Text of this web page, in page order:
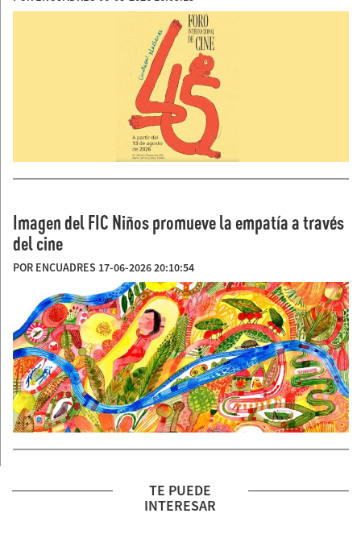
Imagen del FIC Niños promueve la empatía a través
del cine
POR ENCUADRES 17-06-2026 20:10:54
TE PUEDE
INTERESAR